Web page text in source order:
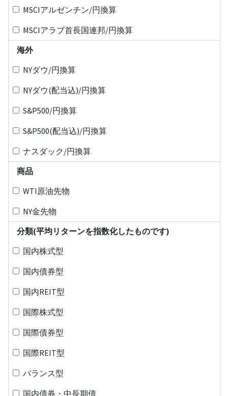
MSCIアルゼンチン/円換算
MSCIアラブ首長国連邦/円換算
海外
NYダウ/円換算
NYダウ(配当込)/円換算
S&P500/円換算
S&P500(配当込)/円換算
ナスダック/円換算
商品
WTI原油先物
NY金先物
分類(平均リターンを指数化したものです)
国内株式型
国内債券型
国内REIT型
国際株式型
国際債券型
国際REIT型
バランス型
国内債券・中長期債